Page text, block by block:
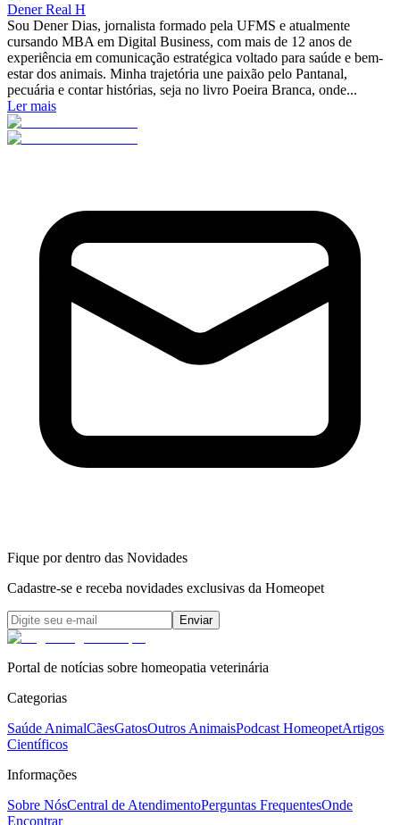
Dener Real H
Sou Dener Dias, jornalista formado pela UFMS e atualmente
cursando MBA em Digital Business, com mais de 12 anos de
experiência em comunicação estratégica voltado para saúde e bem-
estar dos animais. Minha trajetória une paixão pelo Pantanal,
pecuária e contar histórias, seja no livro Poeira Branca, onde...
Ler mais
Fique por dentro das Novidades
Cadastre-se e receba novidades exclusivas da Homeopet
Enviar
Portal de notícias sobre homeopatia veterinária
Categorias
Saúde AnimalCãesGatosOutros AnimaisPodcast HomeopetArtigos
Científicos
Informações
Sobre NósCentral de AtendimentoPerguntas FrequentesOnde
Encontrar